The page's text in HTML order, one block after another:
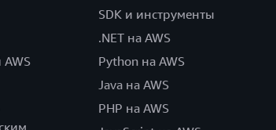
SDK и инструменты
.NET на AWS
Python на AWS
Java на AWS
PHP на AWS